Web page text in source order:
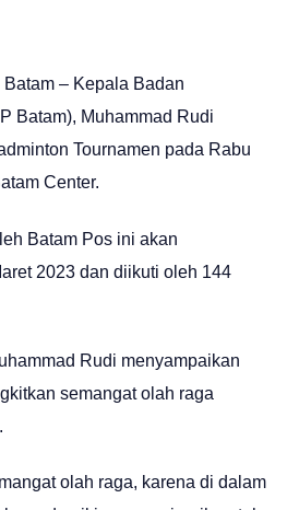
Batam – Kepala Badan
Batam), Muhammad Rudi
Tournamen pada Rabu
Center.
Batam Pos ini akan
2023 dan diikuti oleh 144
Rudi menyampaikan
semangat olah raga
olah raga, karena di dalam